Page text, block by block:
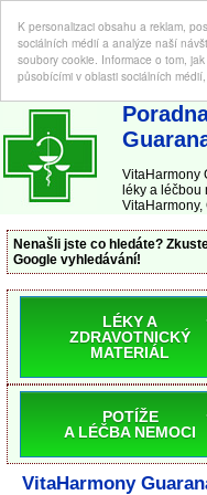
K personalizaci obsahu a reklam,
sociálních médií a analýze naší
soubory cookie. Informace o tom,
působícími v oblasti sociálních
ABC-LEKARNA.cz | Poradna a
VitaHarmony
léky a
Nenašli jste co hledáte?
Google vyhledávání!
LÉKY A
ZDRAVOTNICKÝ
MATERIÁL
POTÍŽE
A LÉČBA NEMOCI
VitaHarmony